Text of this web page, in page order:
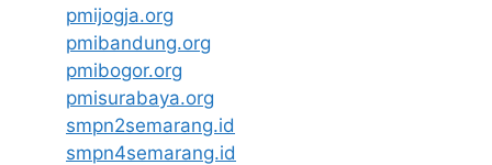
pmijogja.org
pmibandung.org
pmibogor.org
pmisurabaya.org
smpn2semarang.id
smpn4semarang.id